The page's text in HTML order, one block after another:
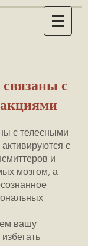
с
с телесными
с
и
мозгом, а
вашу